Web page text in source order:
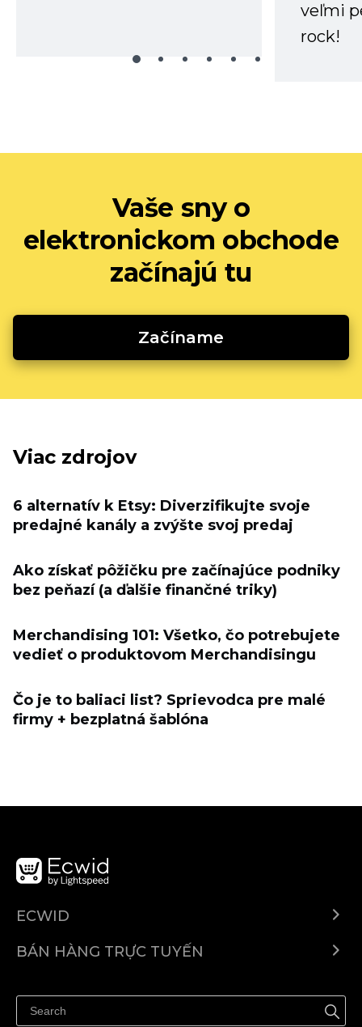
veľmi
rock!
Vaše sny o
elektronickom obchode
začínajú tu
Začíname
Viac zdrojov
6 alternatív k Etsy: Diverzifikujte svoje
predajné kanály a zvýšte svoj predaj
Ako získať pôžičku pre začínajúce podniky
bez peňazí (a ďalšie finančné triky)
Merchandising 101: Všetko, čo potrebujete
vedieť o produktovom Merchandisingu
Čo je to baliaci list? Sprievodca pre malé
firmy + bezplatná šablóna
ECWID
Trung tâm trợ giúp
BÁN HÀNG TRỰC TUYẾN
Quảng bá ở bất cứ đâu
Kiểm soát mọi thứ